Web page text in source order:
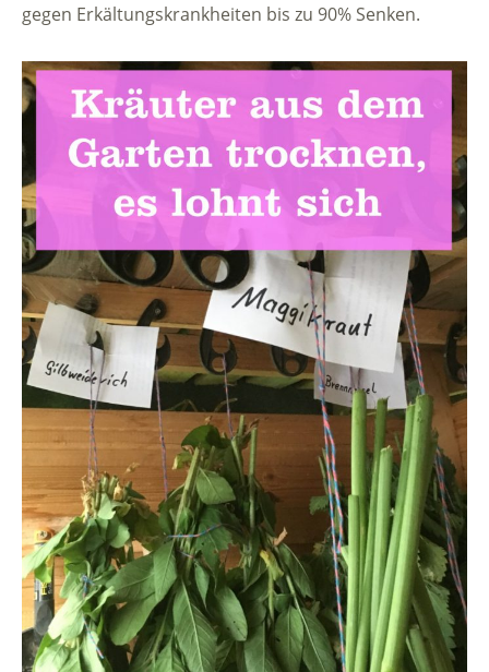
gegen Erkältungskrankheiten bis zu 90% Senken.